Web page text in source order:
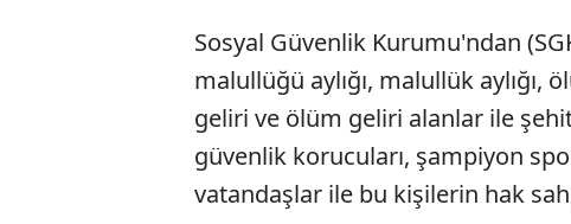
Sosyal Güvenlik Kurumu'ndan
malullüğü aylığı, malullük aylığı,
geliri ve ölüm geliri alanlar ile
güvenlik korucuları, şampiyon
vatandaşlar ile bu kişilerin hak